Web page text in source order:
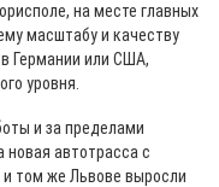
на месте главных
масштабу и качеству
Германии или США,
уровня.
и за пределами
автотрасса с
том же Львове выросли